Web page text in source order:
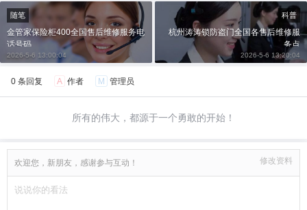
随笔
金管家保险柜400全国售后维修服务电
话号码
2026-5-6 13:00:04
科普
杭州涛涛锁防盗门全国各售后维修服
务点
2026-5-6 13:20:04
0 条回复 A 作者 M 管理员
所有的伟大，都源于一个勇敢的开始！
欢迎您，新朋友，感谢参与互动！ 修改资料